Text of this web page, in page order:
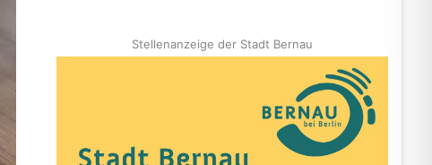
Stellenanzeige der Stadt Bernau